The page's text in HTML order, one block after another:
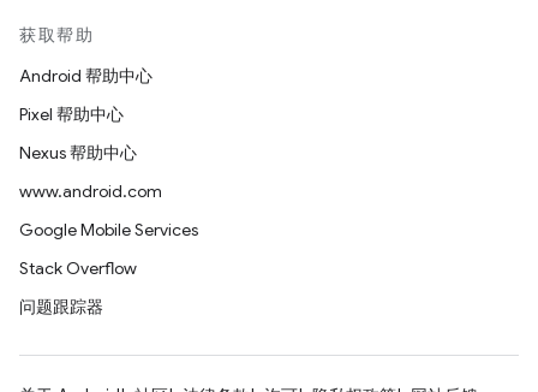
获取帮助
Android 帮助中心
Pixel 帮助中心
Nexus 帮助中心
www.android.com
Google Mobile Services
Stack Overflow
问题跟踪器